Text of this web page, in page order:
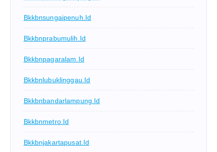
Bkkbnsungaipenuh.id
Bkkbnprabumulih.id
Bkkbnpagaralam.id
Bkkbnlubuklinggau.id
Bkkbnbandarlampung.id
Bkkbnmetro.id
Bkkbnjakartapusat.id